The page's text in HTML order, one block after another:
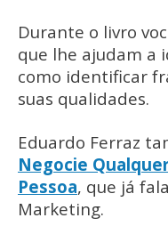
Durante o livro
que lhe ajudam a
como identificar
suas qualidades.
Eduardo Ferraz
Negocie
Pessoa, que já
Marketing.